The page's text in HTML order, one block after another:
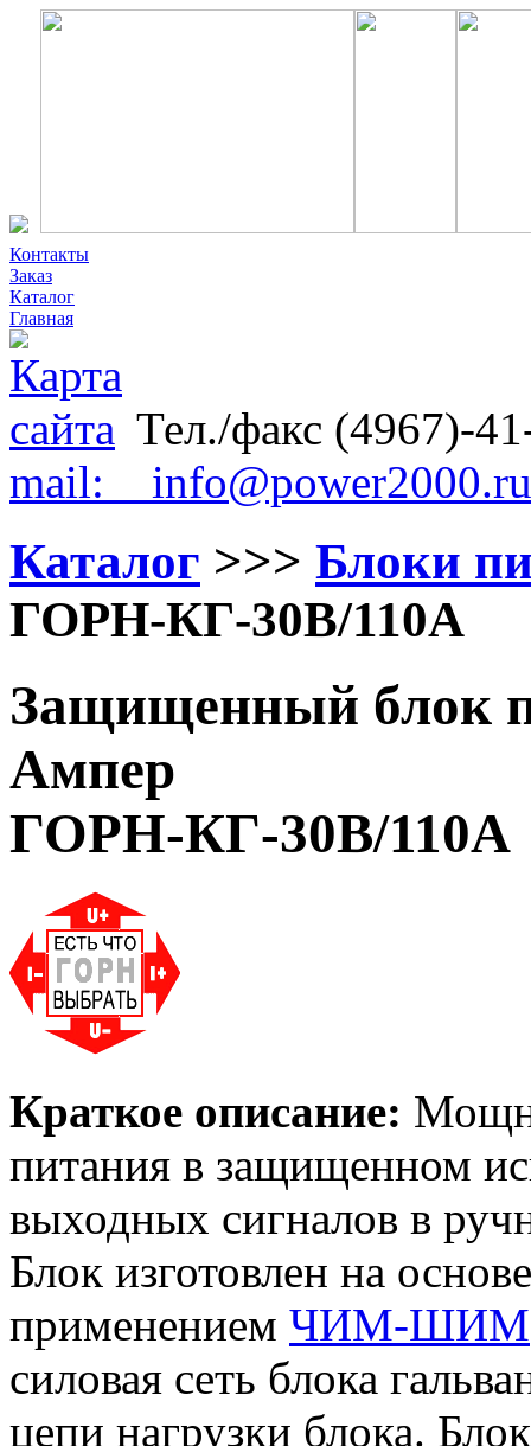
Контакты
Заказ
Каталог
Главная
Тел./факс (4967)-
mail: info@power2000.ru
Каталог >>> Блоки
ГОРН-КГ-30В/110А
Защищенный блок
Ампер
ГОРН-КГ-30В/110А
Краткое описание:
питания в защищенном
выходных сигналов в
Блок изготовлен на
применением ЧИМ-ШИМ
силовая сеть блока
цепи нагрузки блока.